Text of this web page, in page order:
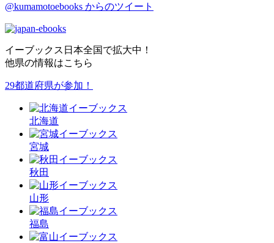
@kumamotoebooks からのツイート
イーブックス日本全国で拡大中！
他県の情報はこちら
29都道府県が参加！
北海道
宮城
秋田
山形
福島